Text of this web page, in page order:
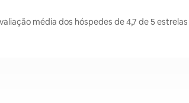
média dos hóspedes de 4,7 de 5 estrelas